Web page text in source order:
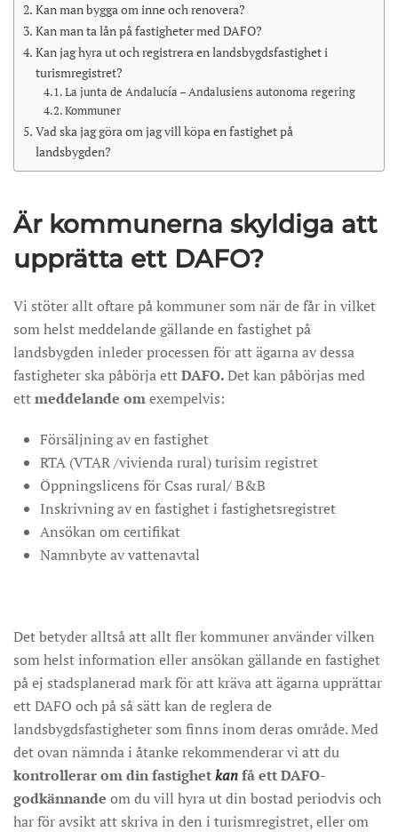
Kan man bygga om inne och renovera?
Kan man ta lån på fastigheter med DAFO?
Kan jag hyra ut och registrera en landsbygdsfastighet i
turismregistret?
La junta de Andalucía – Andalusiens autonoma regering
Kommuner
Vad ska jag göra om jag vill köpa en fastighet på
landsbygden?
Är kommunerna skyldiga att
upprätta ett DAFO?
Vi stöter allt oftare på kommuner som när de får in vilket
som helst meddelande gällande en fastighet på
landsbygden inleder processen för att ägarna av dessa
fastigheter ska påbörja ettDAFO.Det kan påbörjas med
ettmeddelande omexempelvis:
Försäljning av en fastighet
RTA (VTAR /vivienda rural) turisim registret
Öppningslicens för Csas rural/ B&B
Inskrivning av en fastighet i fastighetsregistret
Ansökan om certifikat
Namnbyte av vattenavtal
Det betyder alltså att allt fler kommuner använder vilken
som helst information eller ansökan gällande en fastighet
på ej stadsplanerad mark för att kräva att ägarna upprättar
ett DAFO och på så sätt kan de reglera de
landsbygdsfastigheter som finns inom deras område. Med
det ovan nämnda i åtanke rekommenderar vi att du
kontrollerar om din fastighetkanfå ett DAFO-
godkännande om du vill hyra ut din bostad periodvis och
har för avsikt att skriva in den i turismregistret, eller om